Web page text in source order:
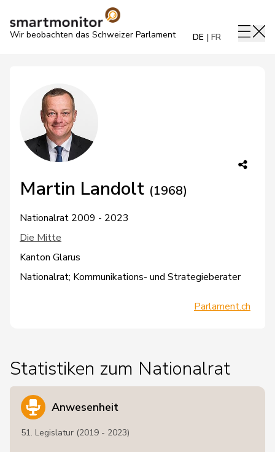
Wir beobachten das Schweizer Parlament DE FR
Martin Landolt (1968)
Nationalrat 2009 - 2023
Die Mitte
Kanton Glarus
Nationalrat; Kommunikations- und Strategieberater
Parlament.ch
Statistiken zum Nationalrat
Anwesenheit
51. Legislatur (2019 - 2023)